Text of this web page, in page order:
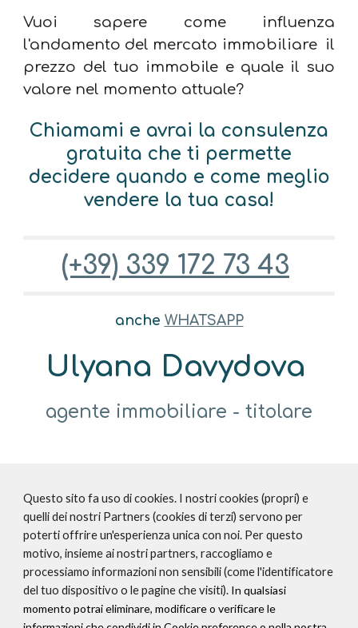
Vuoi sapere come influenza
l'andamento del mercato immobiliare il
prezzo del tuo immobile e quale il suo
valore nel momento attuale?
Chiamami e avrai la consulenza
gratuita che ti permette
decidere quando e come meglio
vendere la tua casa!
(+39) 339 172 73 43
anche WHATSAPP
Ulyana Davydova
agente immobiliare - titolare
Questo sito fa uso di cookies. I nostri cookies (propri) e
quelli dei nostri Partners (cookies di terzi) servono per
poterti offrire un'esperienza unica con noi. Per questo
motivo, insieme ai nostri partners, raccogliamo e
processiamo informazioni non sensibili (come l'identificatore
del tuo dispositivo o le pagine che visiti). In qualsiasi
momento potrai eliminare, modificare o verificare le